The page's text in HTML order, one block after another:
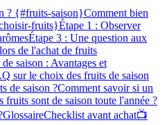
? {#fruits-saison}Comment bien
fruits}Étape 1 : Observer
Étape 3 : Une question aux
de l'achat de fruits
saison : Avantages et
sur le choix des fruits de saison
de saison ?Comment savoir si un
fruits sont de saison toute l'année ?
GlossaireChecklist avant achat📺